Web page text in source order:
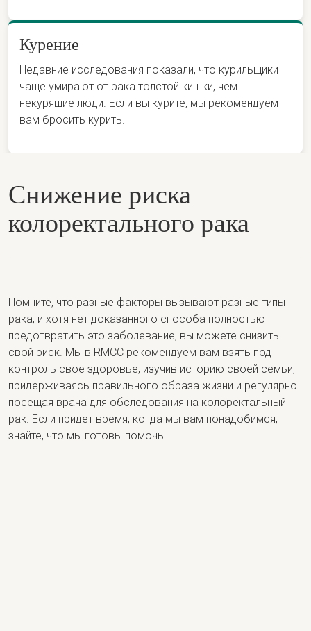
Курение
Недавние исследования показали, что курильщики
чаще умирают от рака толстой кишки, чем
некурящие люди. Если вы курите, мы рекомендуем
вам бросить курить.
Снижение риска
колоректального рака
Помните, что разные факторы вызывают разные типы
рака, и хотя нет доказанного способа полностью
предотвратить это заболевание, вы можете снизить
свой риск. Мы в RMCC рекомендуем вам взять под
контроль свое здоровье, изучив историю своей семьи,
придерживаясь правильного образа жизни и регулярно
посещая врача для обследования на колоректальный
рак. Если придет время, когда мы вам понадобимся,
знайте, что мы готовы помочь.